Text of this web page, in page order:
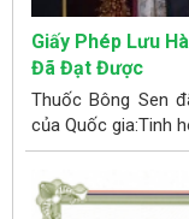
Giấy Phép Lưu
Đã Đạt Được
Thuốc Bông Sen
của Quốc gia:Tinh